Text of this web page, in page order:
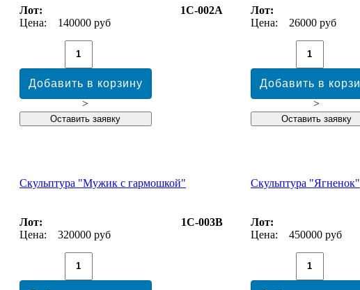
Лот:
1С-002А
Цена:
140000 руб
>
Лот:
Цена:
26000 руб
>
Скульптура "Мужик с гармошкой"
Лот:
1С-003В
Цена:
320000 руб
Скульптура "Ягненок"
Лот:
Цена:
450000 руб